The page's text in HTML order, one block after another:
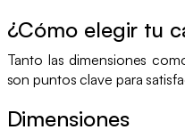
¿Cómo elegir tu
Tanto las dimensiones
son puntos clave para
Dimensiones